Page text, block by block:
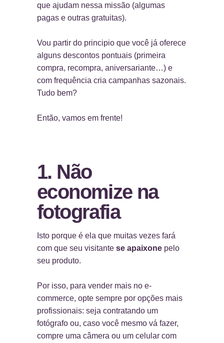
que ajudam nessa missão (algumas
pagas e outras gratuitas).
Vou partir do principio que você já oferece
alguns descontos pontuais (primeira
compra, recompra, aniversariante…) e
com frequência cria campanhas sazonais.
Tudo bem?
Então, vamos em frente!
1. Não
economize na
fotografia
Isto porque é ela que muitas vezes fará
com que seu visitante se apaixone pelo
seu produto.
Por isso, para vender mais no e-
commerce, opte sempre por opções mais
profissionais: seja contratando um
fotógrafo ou, caso você mesmo vá fazer,
compre uma câmera ou um celular com